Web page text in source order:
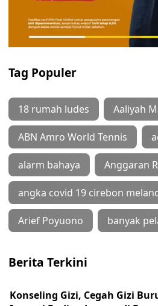
Tag Populer
18 rumah ludes Aaliyah
ABN Amro World Tennis
alarm bahaya Anggaran
angka covid 19 cirebon
Arief Poyuono banyak
Berita Terkini
Konseling Gizi, Cegah Gizi